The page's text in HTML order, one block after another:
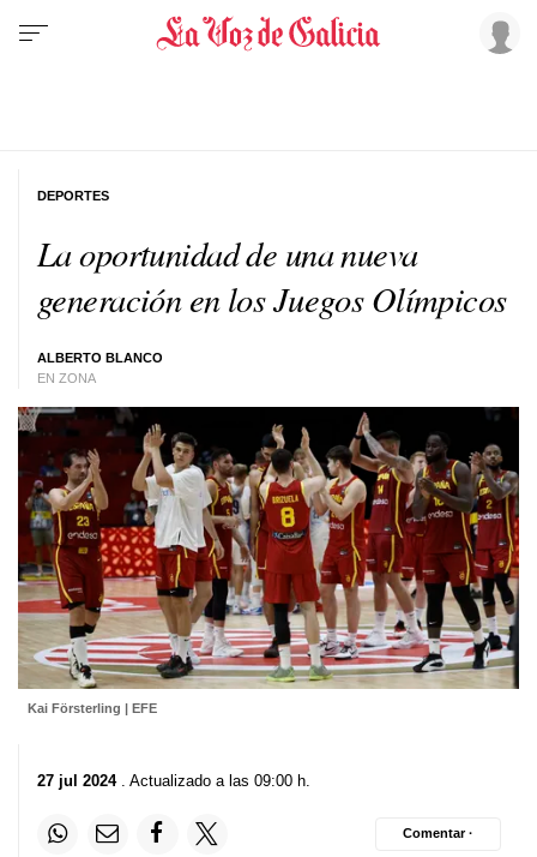
La oportunidad de una nueva
generación en los Juegos Olímpicos
ALBERTO BLANCO
EN ZONA
DEPORTES
Kai Försterling | EFE
27 jul 2024. Actualizado a las 09:00 h.
Comentar ·